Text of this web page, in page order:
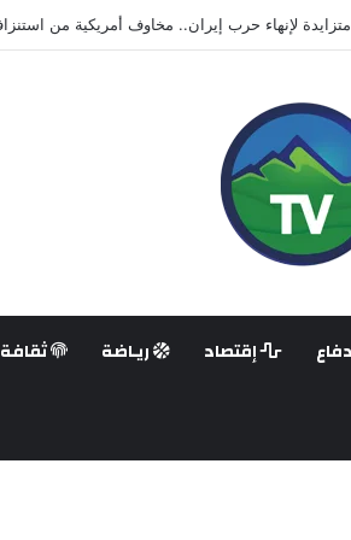
إقليمية بمصر حول إساءة استخدام الذكاء
دفاع إقتصاد ريـاضة ثقافة